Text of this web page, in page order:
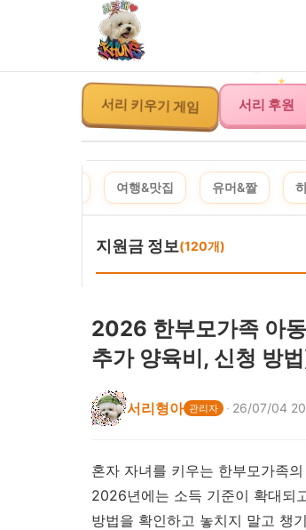
서리 키우기 게임 서리 후원
여행&맛집 유머&짤
지원금 정보(120개)
2026 한부모가족 아
추가 양육비, 신청 방
서리형아 관리자 · 26/07/04
혼자 자녀를 키우는 한부모가족
2026년에는 소득 기준이 확대되
방법을 확인하고 놓치지 말고 챙